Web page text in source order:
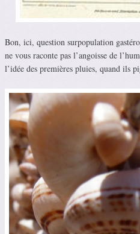
Bon, ici, question surpopulation
ne vous raconte pas l’angoisse de
l’idée des premières pluies, quand ils